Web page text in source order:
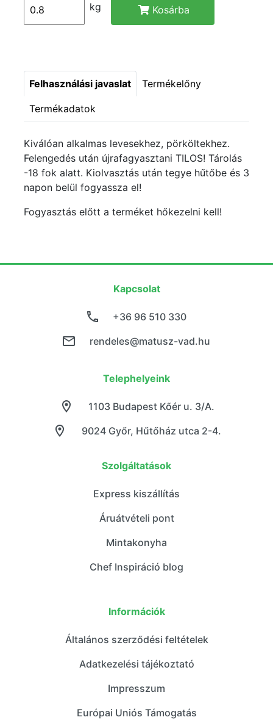
kg Kosárba
Felhasználási javaslat Termékelőny
Termékadatok
Kiválóan alkalmas levesekhez, pörköltekhez.
Felengedés után újrafagyasztani TILOS! Tárolás
-18 fok alatt. Kiolvasztás után tegye hűtőbe és 3
napon belül fogyassza el!
Fogyasztás előtt a terméket hőkezelni kell!
Kapcsolat
+36 96 510 330
rendeles@matusz-vad.hu
Telephelyeink
9024 Győr, Hűtőház utca 2-4.
1103 Budapest Kőér u. 3/A.
Szolgáltatások
Express kiszállítás
Áruátvételi pont
Mintakonyha
Chef Inspiráció blog
Információk
Általános szerződési feltételek
Adatkezelési tájékoztató
Impresszum
Európai Uniós Támogatás